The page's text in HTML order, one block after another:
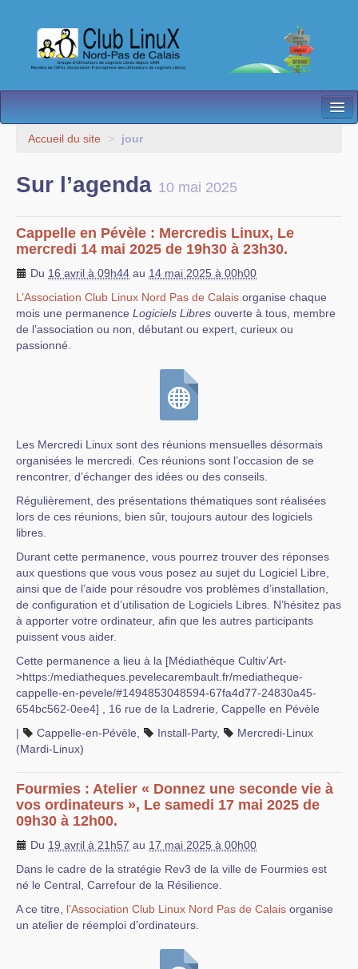
L’Association
Besoin d’Aide ?
Contact
Espace membres
Accueil du site > jour
Sur l’agenda 10 mai 2025
Cappelle en Pévèle : Mercredis Linux, Le
mercredi 14 mai 2025 de 19h30 à 23h30.
Du 16 avril à 09h44 au 14 mai 2025 à 00h00
L’Association Club Linux Nord Pas de Calais organise chaque
mois une permanence Logiciels Libres ouverte à tous, membre
de l’association ou non, débutant ou expert, curieux ou
passionné.
Les Mercredi Linux sont des réunions mensuelles désormais
organisées le mercredi. Ces réunions sont l’occasion de se
rencontrer, d’échanger des idées ou des conseils.
Régulièrement, des présentations thématiques sont réalisées
lors de ces réunions, bien sûr, toujours autour des logiciels
libres.
Durant cette permanence, vous pourrez trouver des réponses
aux questions que vous vous posez au sujet du Logiciel Libre,
ainsi que de l’aide pour résoudre vos problèmes d’installation,
de configuration et d’utilisation de Logiciels Libres. N’hésitez pas
à apporter votre ordinateur, afin que les autres participants
puissent vous aider.
Cette permanence a lieu à la [Médiathèque Cultiv’Art-
>https:/mediatheques.pevelecarembault.fr/mediatheque-
cappelle-en-pevele/#1494853048594-67fa4d77-24830a45-
654bc562-0ee4] , 16 rue de la Ladrerie, Cappelle en Pévèle
|
Cappelle-en-Pévèle Install-Party,
Mercredi-Linux
(Mardi-Linux)
Fourmies : Atelier « Donnez une seconde vie à
vos ordinateurs », Le samedi 17 mai 2025 de
09h30 à 12h00.
Du 19 avril à 21h57 au 17 mai 2025 à 00h00
Dans le cadre de la stratégie Rev3 de la ville de Fourmies est
né le Central, Carrefour de la Résilience.
A ce titre, l’Association Club Linux Nord Pas de Calais organise
un atelier de réemploi d’ordinateurs.